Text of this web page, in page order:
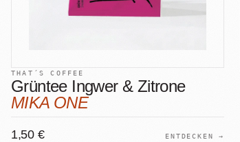
THAT´S COFFEE
Grüntee Ingwer & Zitrone
MIKA ONE
1,50 € ENTDECKEN →